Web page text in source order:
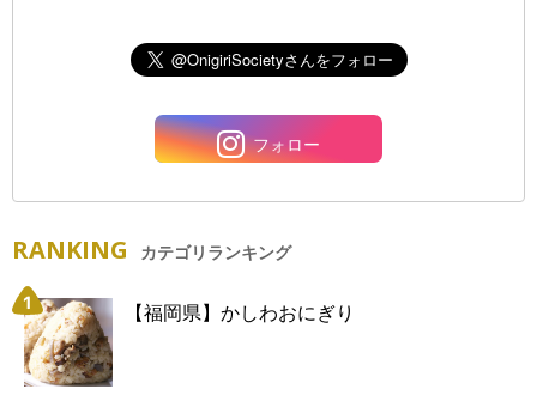
フォロー
RANKING カテゴリランキング
【福岡県】かしわおにぎり